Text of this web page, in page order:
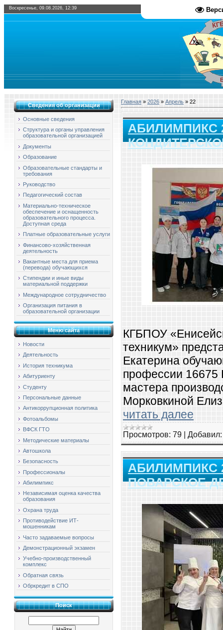
Воскресенье, 09.08.2026, 12:39
Сведения об организации
Основные сведения
Структура и органы управления
образовательной организацией
Документы
Образование
Образовательные стандарты и
требования
Руководство
Педагогический состав
Материально-техническое
обеспечение и оснащенность
образовательного процесса.
Доступная среда
Платные образовательные услуги
Финансово-хозяйственная
деятельность
Вакантные места для приема
(перевода) обучающихся
Стипендии и иные виды
материальной поддержки
Международное сотрудничество
Организация питания в
образовательной организации
Меню сайта
Новости
Деятельность
История техникума
Абитуриенту
Студенту
Персональные данные
Антикоррупционная политика
Фотоальбомы
ВФСК ГТО
Методические материалы
Автошкола
Безопасность
Профессионалы
Абилимпикс
Независимая оценка качества
образования
Охрана труда
Противодействие ИТ-
мошенникам
Часто задаваемые вопросы
Демонстрационный экзамен
Учебно-производственный
комплекс
Обратная связь
Обркредит в СПО
Поиск
Главная » 2026 » Апрель » 22
АБИЛИМПИКС
КГБПОУ
техникум»
Екатерина
профессии 16675
мастера
Морковкиной
читать далее
Просмотров: 79 Добавил:
АБИЛИМПИКС
ПОВАРСКОЕ